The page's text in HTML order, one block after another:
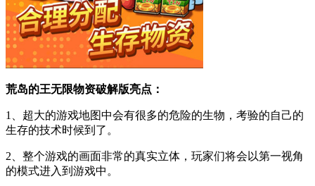
荒岛的王无限物资破解版亮点：
1、超大的游戏地图中会有很多的危险的生物，考验的自己的
生存的技术时候到了。
2、整个游戏的画面非常的真实立体，玩家们将会以第一视角
的模式进入到游戏中。